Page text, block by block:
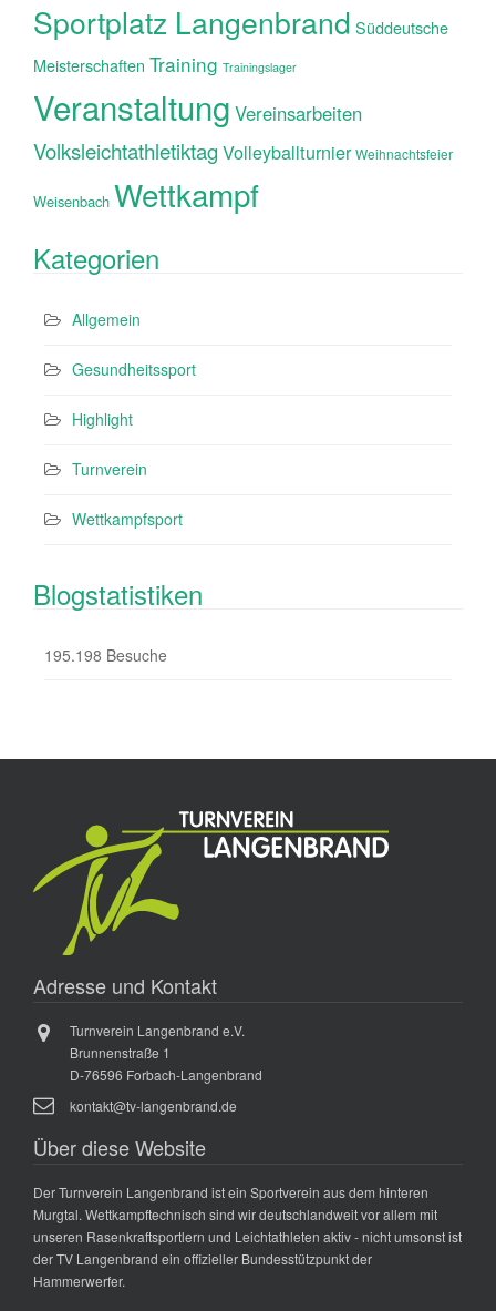
Sportplatz Langenbrand Süddeutsche
Meisterschaften Training Trainingslager
Veranstaltung Vereinsarbeiten
Volksleichtathletiktag Volleyballturnier Weihnachtsfeier
Weisenbach Wettkampf
Kategorien
Allgemein
Gesundheitssport
Highlight
Turnverein
Wettkampfsport
Blogstatistiken
195.198 Besuche
Adresse und Kontakt
Turnverein Langenbrand e.V.
Brunnenstraße 1
D-76596 Forbach-Langenbrand
kontakt@tv-langenbrand.de
Über diese Website
Der Turnverein Langenbrand ist ein Sportverein aus dem hinteren
Murgtal. Wettkampftechnisch sind wir deutschlandweit vor allem mit
unseren Rasenkraftsportlern und Leichtathleten aktiv - nicht umsonst ist
der TV Langenbrand ein offizieller Bundesstützpunkt der
Hammerwerfer.